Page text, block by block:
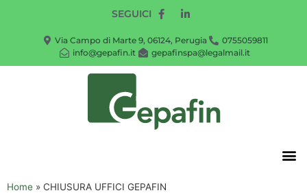
SEGUICI
Via Campo di Marte 9, 06124, Perugia
0755059811
info@gepafin.it
gepafinspa@legalmail.it
Home » CHIUSURA UFFICI GEPAFIN